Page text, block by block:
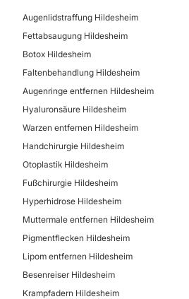
Augenlidstraffung Hildesheim
Fettabsaugung Hildesheim
Botox Hildesheim
Faltenbehandlung Hildesheim
Augenringe entfernen Hildesheim
Hyaluronsäure Hildesheim
Warzen entfernen Hildesheim
Handchirurgie Hildesheim
Otoplastik Hildesheim
Fußchirurgie Hildesheim
Hyperhidrose Hildesheim
Muttermale entfernen Hildesheim
Pigmentflecken Hildesheim
Lipom entfernen Hildesheim
Besenreiser Hildesheim
Krampfadern Hildesheim